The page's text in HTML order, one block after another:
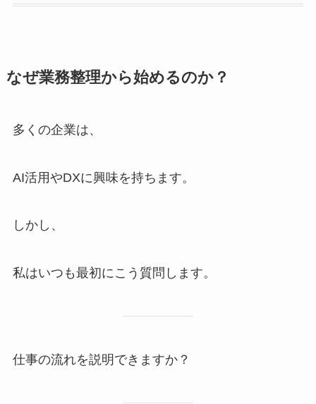
なぜ業務整理から始めるのか？
多くの企業は、
AI活用やDXに興味を持ちます。
しかし、
私はいつも最初にこう質問します。
仕事の流れを説明できますか？